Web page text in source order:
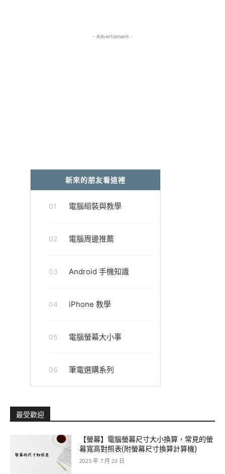
- Advertisment -
新來的朋友看這裡
01 電腦組裝與教學
02 電腦周邊推薦
03 Android 手機知識
04 iPhone 教學
05 電腦螢幕大小事
06 筆電選購系列
最受歡迎
【螢幕】電腦螢幕尺寸大小換算，常見的螢
幕寬高對照表(附螢幕尺寸換算計算機)
2025 年 7 月 23 日